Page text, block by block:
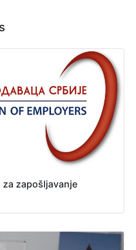
za zapošljavanje